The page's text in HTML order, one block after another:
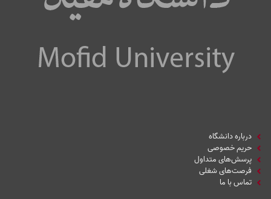
درباره دانشگاه
حریم خصوصی
پرسش‌های متداول
فرصت‌های شغلی
تماس با ما